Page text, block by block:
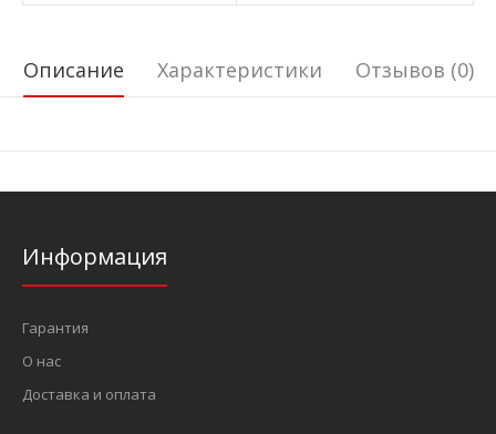
Описание Характеристики Отзывов (0)
Информация
Гарантия
О нас
Доставка и оплата